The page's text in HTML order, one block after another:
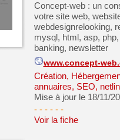
Concept-web : un
votre site web,
webdesignrelooking,
mysql, html, asp,
banking, newsletter
www.concept-
Création,
annuaires, SEO,
Mise à jour le 18/11/
- - - - --
Voir la fiche